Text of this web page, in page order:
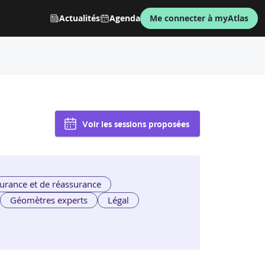
Actualités Agenda Me connecter à myAtlas
Voir les sessions proposées
et de réassurance
Géomètres experts
Légal